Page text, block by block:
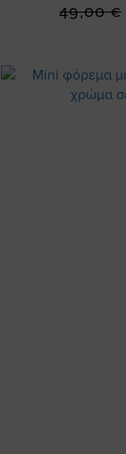
49,00 €